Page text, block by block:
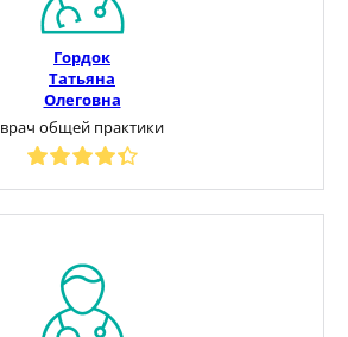
Гордок
Татьяна
Олеговна
врач общей практики